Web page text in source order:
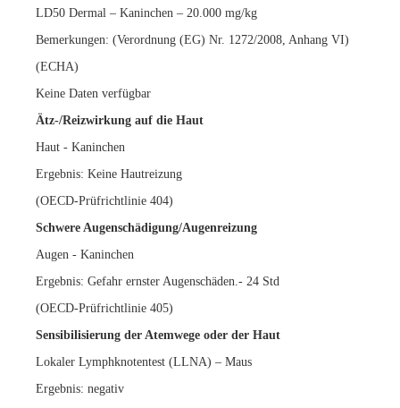
LD50 Dermal – Kaninchen – 20.000 mg/kg
Bemerkungen: (Verordnung (EG) Nr. 1272/2008, Anhang VI)
(ECHA)
Keine Daten verfügbar
Ätz-/Reizwirkung auf die Haut
Haut - Kaninchen
Ergebnis: Keine Hautreizung
(OECD-Prüfrichtlinie 404)
Schwere Augenschädigung/Augenreizung
Augen - Kaninchen
Ergebnis: Gefahr ernster Augenschäden.- 24 Std
(OECD-Prüfrichtlinie 405)
Sensibilisierung der Atemwege oder der Haut
Lokaler Lymphknotentest (LLNA) – Maus
Ergebnis: negativ